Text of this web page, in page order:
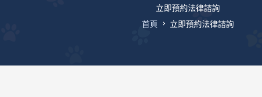
立即預約法律諮詢
首頁
立即預約法律諮詢